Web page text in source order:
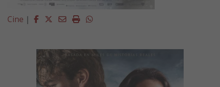
Cine | Facebook
Twitter
EmailImprimirWhatsapp